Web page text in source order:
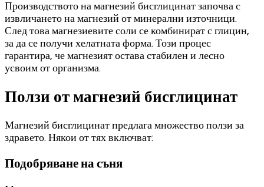
Производството на магнезий бисглицинат започва с
извличането на магнезий от минерални източници.
След това магнезиевите соли се комбинират с глицин,
за да се получи хелатната форма. Този процес
гарантира, че магнезият остава стабилен и лесно
усвоим от организма.
Ползи от магнезий бисглицинат
Магнезий бисглицинат предлага множество ползи за
здравето. Някои от тях включват:
Подобряване на съня